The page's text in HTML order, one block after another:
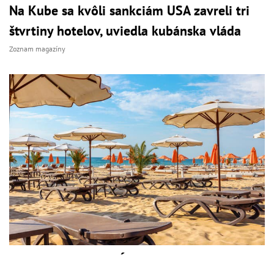
Na Kube sa kvôli sankciám USA zavreli tri
štvrtiny hotelov, uviedla kubánska vláda
Zoznam magazíny